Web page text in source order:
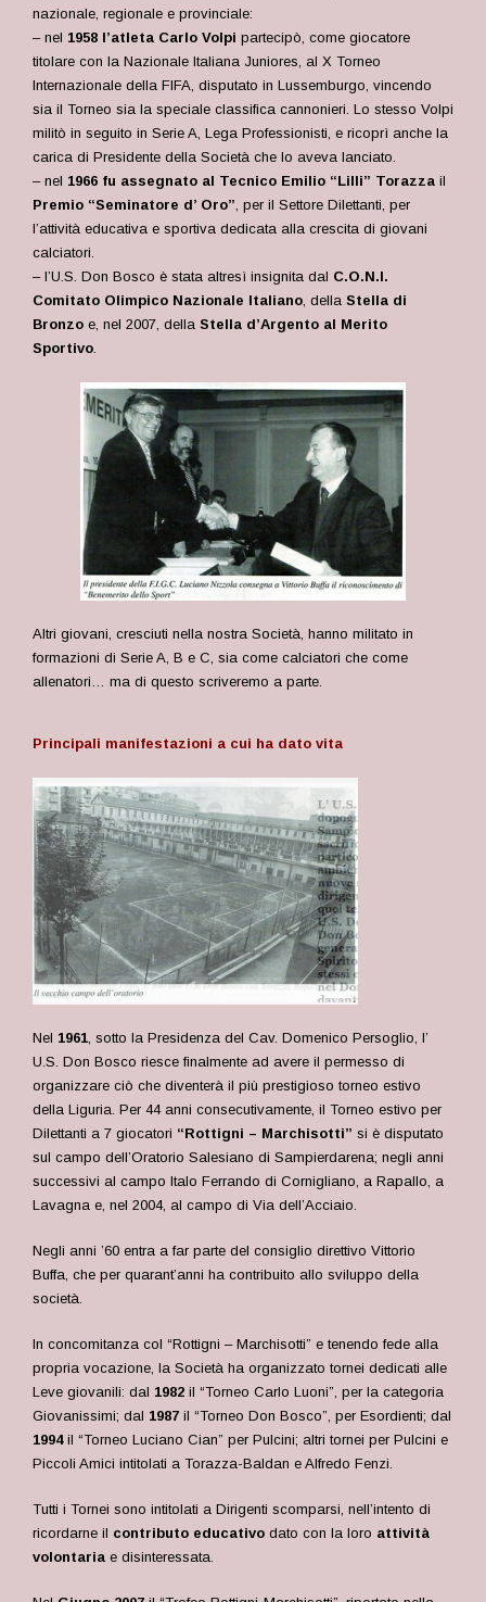
nazionale, regionale e provinciale:
– nel 1958 l’atleta Carlo Volpi partecipò, come giocatore
titolare con la Nazionale Italiana Juniores, al X Torneo
Internazionale della FIFA, disputato in Lussemburgo, vincendo
sia il Torneo sia la speciale classifica cannonieri. Lo stesso Volpi
militò in seguito in Serie A, Lega Professionisti, e ricoprì anche la
carica di Presidente della Società che lo aveva lanciato.
– nel 1966 fu assegnato al Tecnico Emilio “Lilli” Torazza il
Premio “Seminatore d’ Oro”, per il Settore Dilettanti, per
l’attività educativa e sportiva dedicata alla crescita di giovani
calciatori.
– l’U.S. Don Bosco è stata altresì insignita dal C.O.N.I.
Comitato Olimpico Nazionale Italiano, della Stella di
Bronzo e, nel 2007, della Stella d’Argento al Merito
Sportivo.
Altri giovani, cresciuti nella nostra Società, hanno militato in
formazioni di Serie A, B e C, sia come calciatori che come
allenatori… ma di questo scriveremo a parte.
Principali manifestazioni a cui ha dato vita
Nel 1961, sotto la Presidenza del Cav. Domenico Persoglio, l’
U.S. Don Bosco riesce finalmente ad avere il permesso di
organizzare ciò che diventerà il più prestigioso torneo estivo
della Liguria. Per 44 anni consecutivamente, il Torneo estivo per
Dilettanti a 7 giocatori “Rottigni – Marchisotti” si è disputato
sul campo dell’Oratorio Salesiano di Sampierdarena; negli anni
successivi al campo Italo Ferrando di Cornigliano, a Rapallo, a
Lavagna e, nel 2004, al campo di Via dell’Acciaio.
Negli anni ’60 entra a far parte del consiglio direttivo Vittorio
Buffa, che per quarant’anni ha contribuito allo sviluppo della
società.
In concomitanza col “Rottigni – Marchisotti” e tenendo fede alla
propria vocazione, la Società ha organizzato tornei dedicati alle
Leve giovanili: dal 1982 il “Torneo Carlo Luoni”, per la categoria
Giovanissimi; dal 1987 il “Torneo Don Bosco”, per Esordienti; dal
1994il “Torneo Luciano Cian” per Pulcini; altri tornei per Pulcini e
Piccoli Amici intitolati a Torazza-Baldan e Alfredo Fenzi.
Tutti i Tornei sono intitolati a Dirigenti scomparsi, nell’intento di
ricordarne il contributo educativo dato con la loro attività
volontaria e disinteressata.